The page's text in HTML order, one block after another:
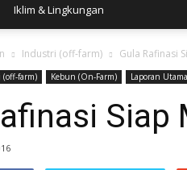
Iklim & Lingkungan
Industri (off-farm) Gula Rafinasi
farm) Kebun (On-Farm) Laporan Utama
Siap